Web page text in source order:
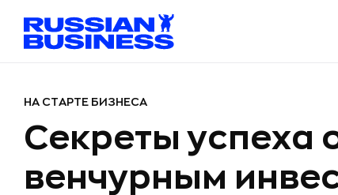
НА СТАРТЕ БИЗНЕСА
Секреты успеха
венчурным